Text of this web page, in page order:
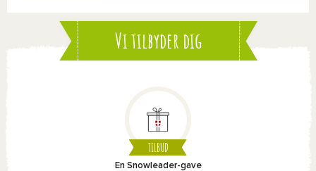
Vi tilbyder dig
TILBUD
En Snowleader-gave